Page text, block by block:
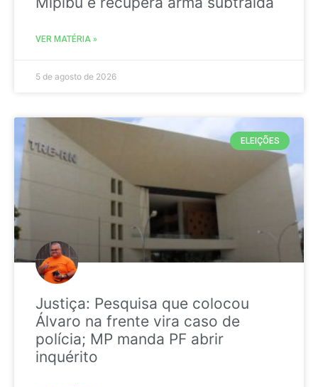
VER MATÉRIA »
5 de agosto de 2026
ELEIÇÕES
Justiça: Pesquisa que colocou
Álvaro na frente vira caso de
polícia; MP manda PF abrir
inquérito